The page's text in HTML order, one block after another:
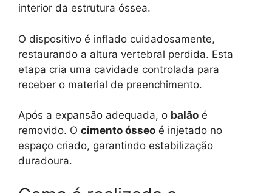
interior da estrutura óssea.
O dispositivo é inflado cuidadosamente,
restaurando a altura vertebral perdida. Esta
etapa cria uma cavidade controlada para
receber o material de preenchimento.
Após a expansão adequada, o balão é
removido. O cimento ósseo é injetado no
espaço criado, garantindo estabilização
duradoura.